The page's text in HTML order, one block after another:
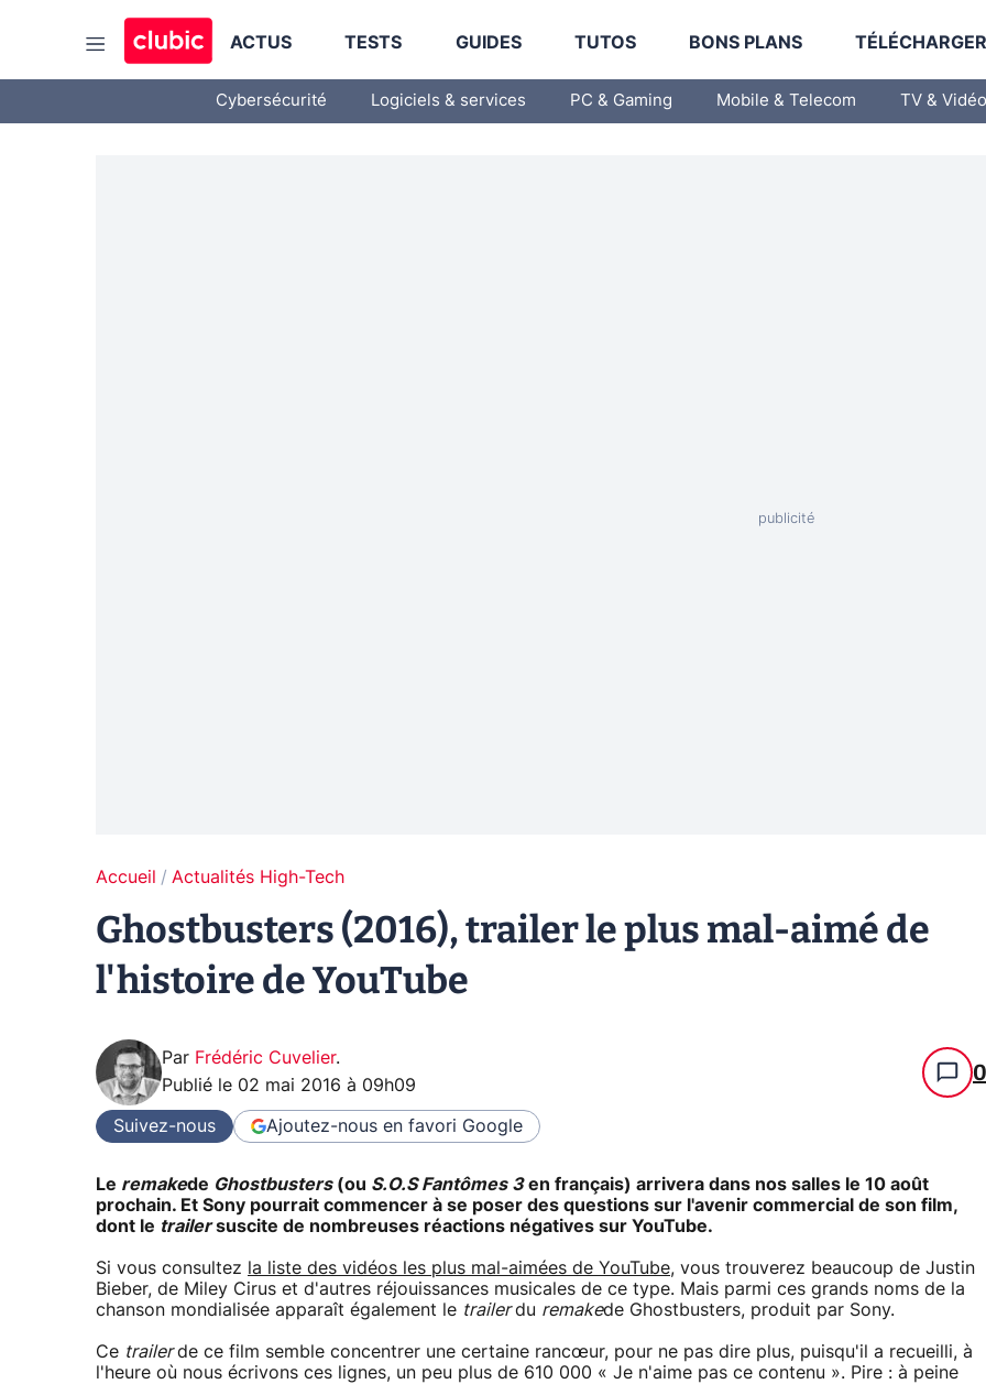
ACTUS TESTS GUIDES TUTOS BONS PLANS
Cybersécurité Logiciels & services PC & Gaming Mobile & Telecom TV & Vidéo
Accueil Actualités High-Tech
Ghostbusters (2016), trailer le plus mal-aimé de
l'histoire de YouTube
Par Frédéric Cuvelier.
Publié le 02 mai 2016 à 09h09 0
Suivez-nous Ajoutez-nous en favori Google
Le remakede Ghostbusters(ou S.O.S Fantômes 3en français) arrivera dans nos salles le 10 août
prochain. Et Sony pourrait commencer à se poser des questions sur l'avenir commercial de son film,
dont le trailersuscite de nombreuses réactions négatives sur YouTube.
Si vous consultez la liste des vidéos les plus mal-aimées de YouTube, vous trouverez beaucoup de Justin
Bieber, de Miley Cirus et d'autres réjouissances musicales de ce type. Mais parmi ces grands noms de la
chanson mondialisée apparaît également le trailerdu remakede Ghostbusters, produit par Sony.
Ce trailerde ce film semble concentrer une certaine rancœur, pour ne pas dire plus, puisqu'il a recueilli, à
l'heure où nous écrivons ces lignes, un peu plus de 610 000 « Je n'aime pas ce contenu ». Pire : à peine